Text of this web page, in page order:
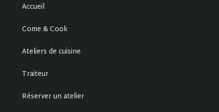
Accueil
Come & Cook
Ateliers de cuisine
Traiteur
Réserver un atelier